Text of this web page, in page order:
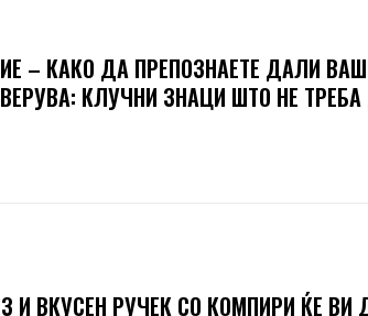
– КАКО ДА ПРЕПОЗНАЕТЕ ДАЛИ
КЛУЧНИ ЗНАЦИ ШТО НЕ
И ВКУСЕН РУЧЕК СО КОМПИРИ ЌЕ ВИ